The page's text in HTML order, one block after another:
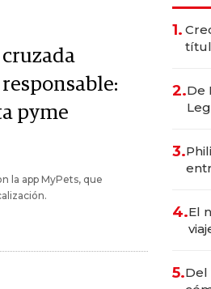
pyme
la app MyPets, que
1.
2.De
3.
4.El
5.Del